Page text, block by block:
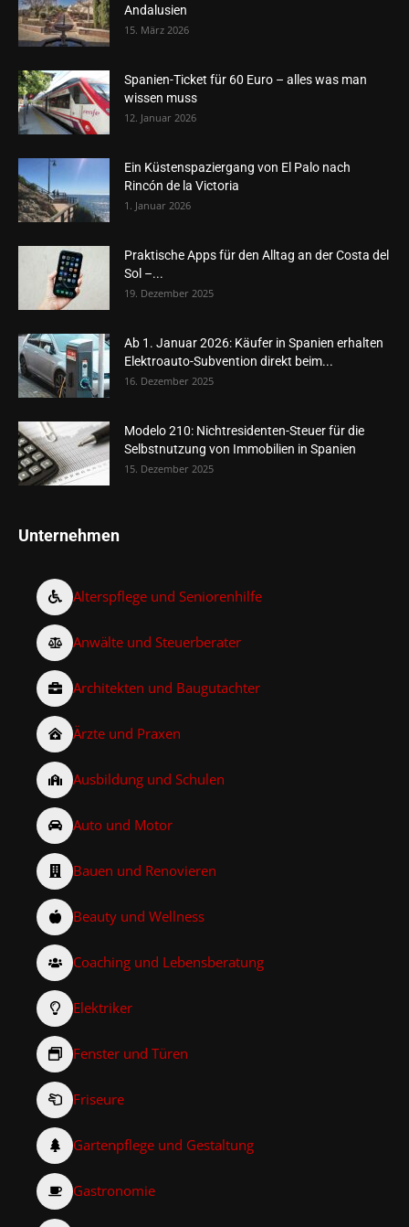
Andalusien
15. März 2026
Spanien-Ticket für 60 Euro – alles was man
wissen muss
12. Januar 2026
Ein Küstenspaziergang von El Palo nach
Rincón de la Victoria
1. Januar 2026
Praktische Apps für den Alltag an der Costa del
Sol –...
19. Dezember 2025
Ab 1. Januar 2026: Käufer in Spanien erhalten
Elektroauto-Subvention direkt beim...
16. Dezember 2025
Modelo 210: Nichtresidenten-Steuer für die
Selbstnutzung von Immobilien in Spanien
15. Dezember 2025
Unternehmen
Alterspflege und Seniorenhilfe
Anwälte und Steuerberater
Architekten und Baugutachter
Ärzte und Praxen
Ausbildung und Schulen
Auto und Motor
Bauen und Renovieren
Beauty und Wellness
Coaching und Lebensberatung
Elektriker
Fenster und Türen
Friseure
Gartenpflege und Gestaltung
Gastronomie